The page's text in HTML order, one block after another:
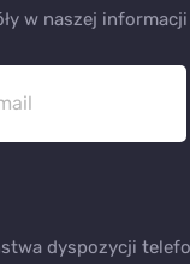
w naszej
dyspozycji